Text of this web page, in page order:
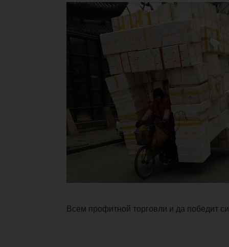
Всем профитной торговли и да победит